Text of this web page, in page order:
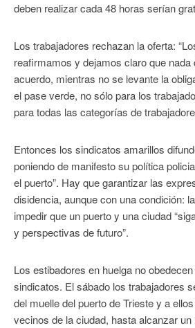
deben realizar cada 48 horas serían
Los trabajadores rechazan la oferta:
reafirmamos y dejamos claro que
acuerdo, mientras no se levante la
el pase verde, no sólo para los
para todas las categorías de
Entonces los sindicatos amarillos
poniendo de manifesto su política
el puerto”. Hay que garantizar las
disidencia, aunque con una condición:
impedir que un puerto y una ciudad
y perspectivas de futuro”.
Los estibadores en huelga no
sindicatos. El sábado los trabajadores
del muelle del puerto de Trieste y a
vecinos de la ciudad, hasta alcanzar